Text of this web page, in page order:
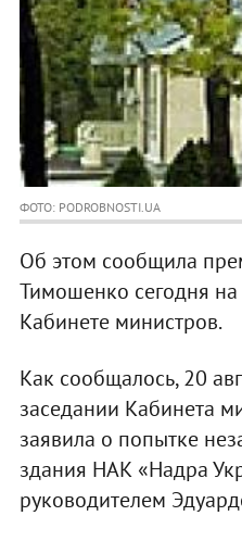
ФОТО: PODROBNOSTI.UA
Об этом сообщила
Тимошенко сегодня
Кабинете министров.
Как сообщалось, 20
заседании Кабинета
заявила о попытке
здания НАК «Надра
руководителем